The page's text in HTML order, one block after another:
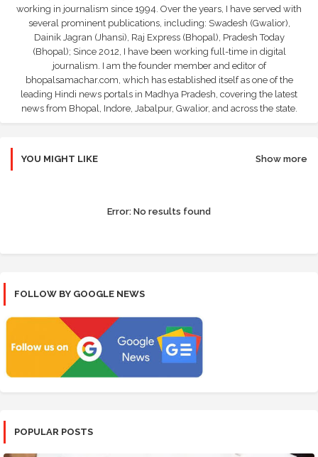
working in journalism since 1994. Over the years, I have served with
several prominent publications, including: Swadesh (Gwalior),
Dainik Jagran (Jhansi), Raj Express (Bhopal), Pradesh Today
(Bhopal); Since 2012, I have been working full-time in digital
journalism. I am the founder member and editor of
bhopalsamachar.com, which has established itself as one of the
leading Hindi news portals in Madhya Pradesh, covering the latest
news from Bhopal, Indore, Jabalpur, Gwalior, and across the state.
YOU MIGHT LIKE Show more
Error: No results found
FOLLOW BY GOOGLE NEWS
POPULAR POSTS